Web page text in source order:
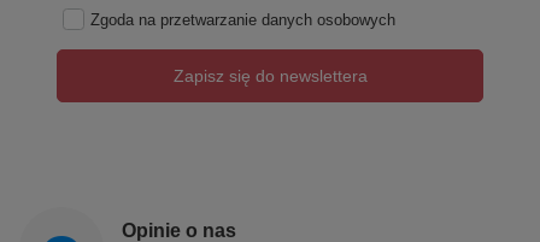
Zgoda na przetwarzanie danych osobowych
Zapisz się do newslettera
Opinie o nas